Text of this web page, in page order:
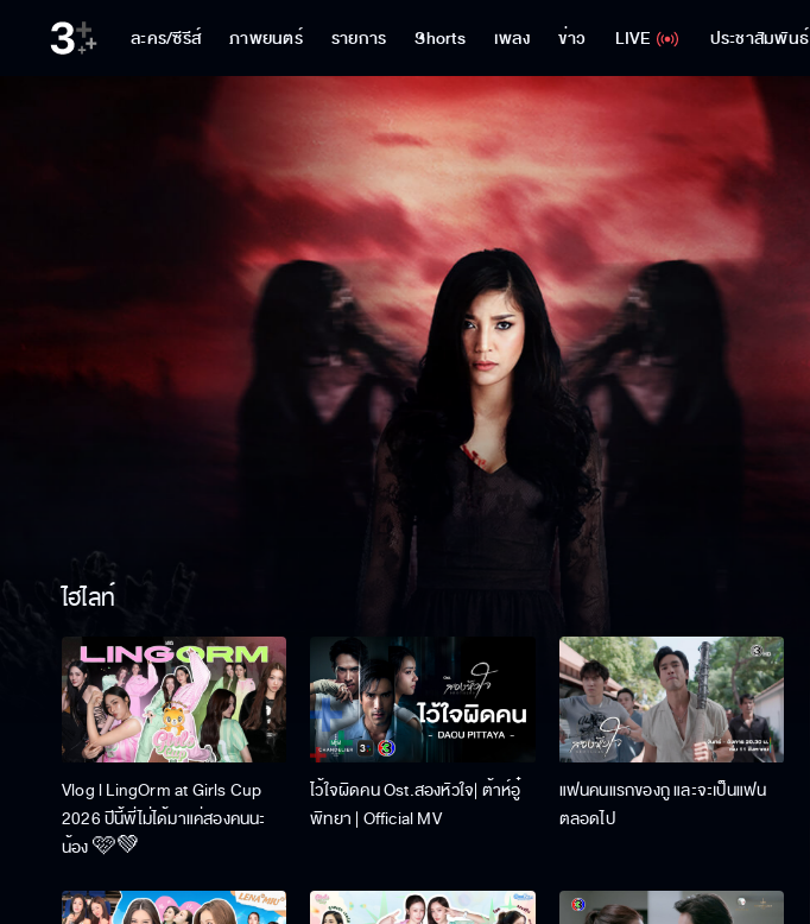
ละคร/ซีรีส์ ภาพยนตร์ รายการ Shorts เพลง ข่าว LIVE ประชาสัมพันธ์
ไฮไลท์
Vlog l LingOrm at Girls Cup
2026 ปีนี้พี่ไม่ได้มาแค่สองคนนะ
น้อง 🩷💚
ไว้ใจผิดคน Ost.สองหัวใจ| ต้าห์อู๋
พิทยา | Official MV
แฟนคนแรกของกู และจะเป็นแฟน
ตลอดไป